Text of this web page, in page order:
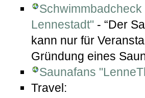
Lennestadt" - “Der
kann nur für
Gründung eines
Saunafans
Travel: